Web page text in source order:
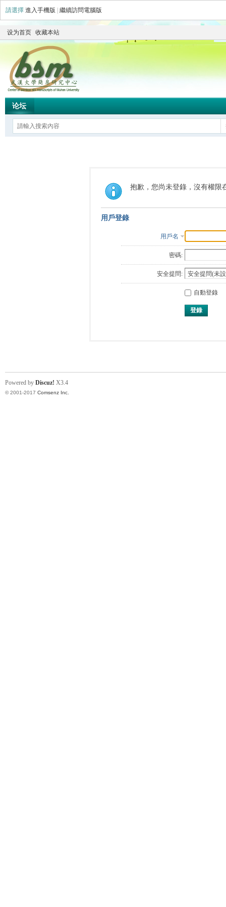
請選擇 進入手機版 繼續訪問電腦版
设为首页 收藏本站
论坛
抱歉，您尚未登錄，沒有權限
用戶登錄
用戶名
密碼:
安全提問:
自動登錄
登錄
Powered by Discuz! X3.4
© 2001-2017 Comsenz Inc.